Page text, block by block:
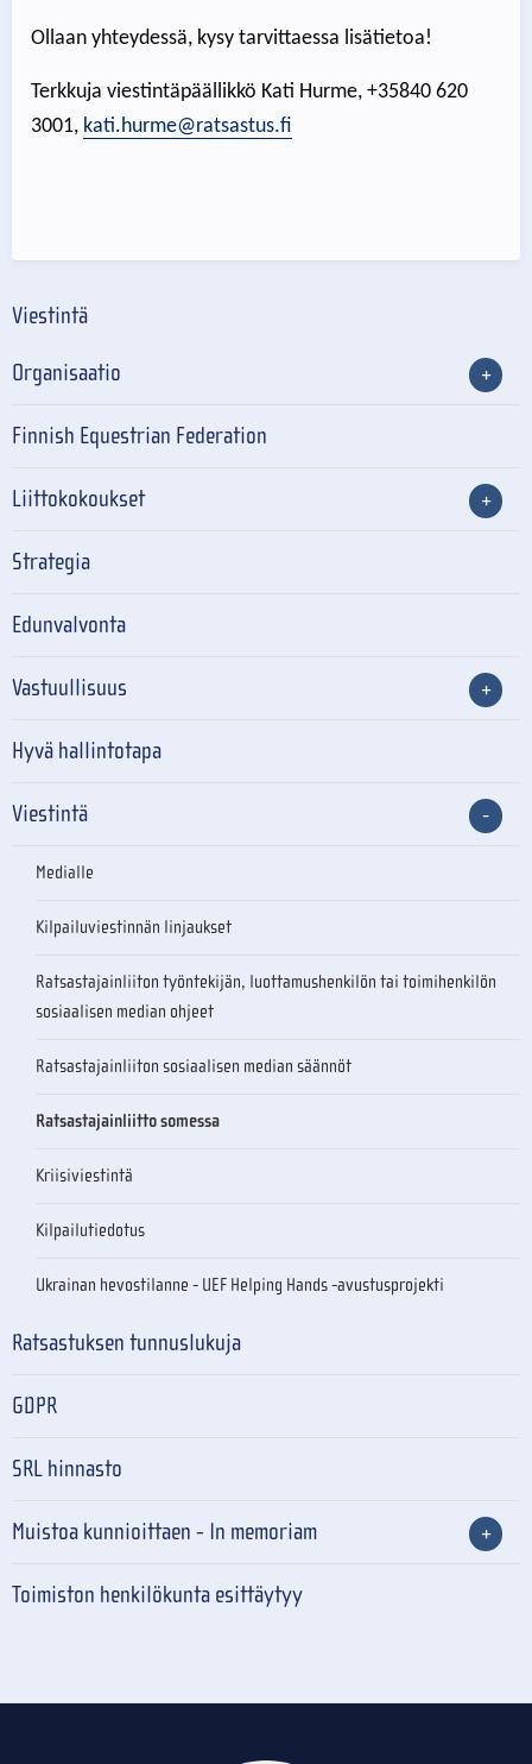
Ollaan yhteydessä, kysy tarvittaessa lisätietoa!
Terkkuja viestintäpäällikkö Kati Hurme, +35840 620
3001, kati.hurme@ratsastus.fi
Viestintä
Organisaatio
Finnish Equestrian Federation
Liittokokoukset
Strategia
Edunvalvonta
Vastuullisuus
Hyvä hallintotapa
Viestintä
Medialle
Kilpailuviestinnän linjaukset
Ratsastajainliiton työntekijän, luottamushenkilön tai toimihenkilön
sosiaalisen median ohjeet
Ratsastajainliiton sosiaalisen median säännöt
Ratsastajainliitto somessa
Kriisiviestintä
Kilpailutiedotus
Ukrainan hevostilanne - UEF Helping Hands -avustusprojekti
Ratsastuksen tunnuslukuja
GDPR
SRL hinnasto
Muistoa kunnioittaen - In memoriam
Toimiston henkilökunta esittäytyy